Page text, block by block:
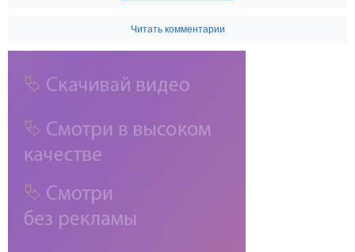
Читать комментарии